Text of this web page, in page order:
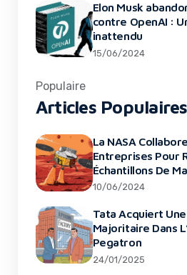
Elon Musk
contre OpenAI :
inattendu
15/06/2024
Populaire
Articles Populaires
La NASA
Entreprises Pour
Échantillons De
10/06/2024
Tata Acquiert
Majoritaire Dans
Pegatron
24/01/2025